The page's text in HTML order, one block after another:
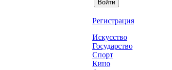
Регистрация
Искусство
Государство
Спорт
Кино